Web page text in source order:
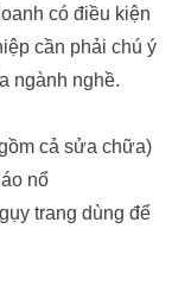
có điều kiện
cần phải chú ý
ngành nghề.
cả sửa chữa)
nổ
trang dùng để